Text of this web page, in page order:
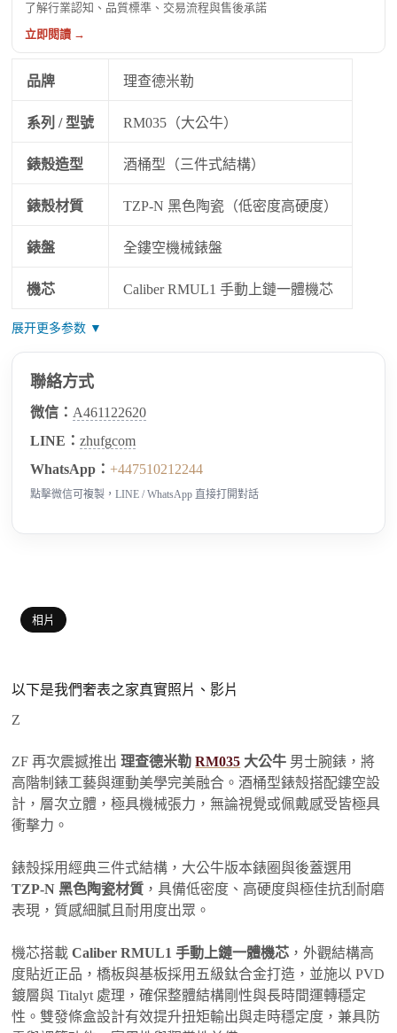
了解行業認知、品質標準、交易流程與售後承諾
立即閱讀 →
品牌 理查德米勒
系列 / 型號 RM035（大公牛）
錶殼造型 酒桶型（三件式結構）
錶殼材質 TZP-N 黑色陶瓷（低密度高硬度）
錶盤 全鏤空機械錶盤
機芯 Caliber RMUL1 手動上鏈一體機芯
展开更多参数 ▼
聯絡方式
微信： A461122620
LINE：zhufgcom
WhatsApp：+447510212244
點擊微信可複製，LINE / WhatsApp 直接打開對話
相片
以下是我們奢表之家真實照片、影片
Z
ZF 再次震撼推出理查德米勒RM035 大公牛 男士腕錶，將
高階制錶工藝與運動美學完美融合。酒桶型錶殼搭配鏤空設
計，層次立體，極具機械張力，無論視覺或佩戴感受皆極具
衝擊力。
錶殼採用經典三件式結構，大公牛版本錶圈與後蓋選用
TZP-N 黑色陶瓷材質 ，具備低密度、高硬度與極佳抗刮耐磨
表現，質感細膩且耐用度出眾。
機芯搭載Caliber RMUL1 手動上鏈一體機芯 ，外觀結構高
度貼近正品，橋板與基板採用五級鈦合金打造，並施以 PVD
鍍層與 Titalyt 處理，確保整體結構剛性與長時間運轉穩定
性。雙發條盒設計有效提升扭矩輸出與走時穩定度，兼具防